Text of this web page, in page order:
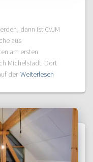
dann ist CVJM
aus
am ersten
Michelstadt. Dort
der Weiterlesen